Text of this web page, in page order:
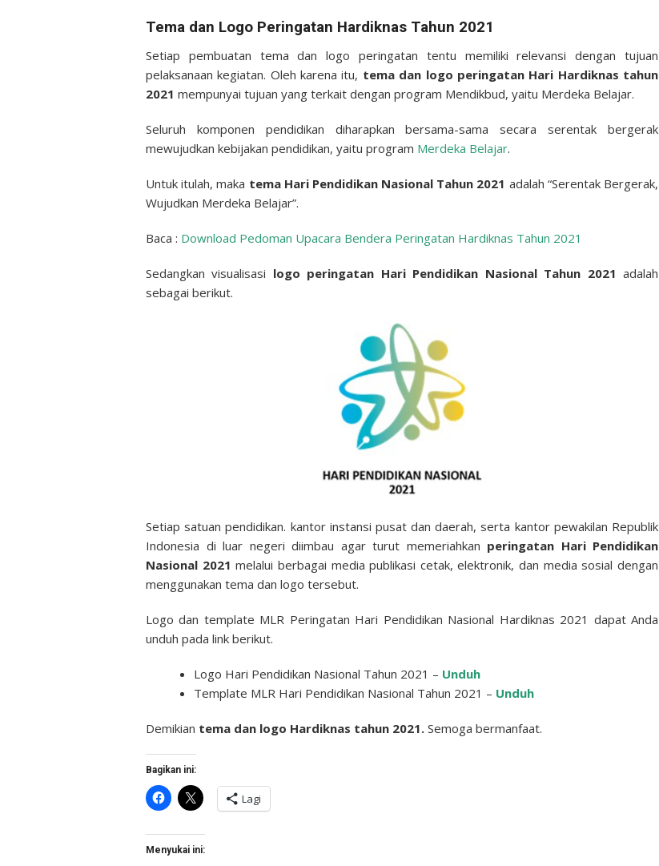
Tema dan Logo Peringatan Hardiknas Tahun 2021
Setiap pembuatan tema dan logo peringatan tentu memiliki relevansi dengan tujuan
pelaksanaan kegiatan. Oleh karena itu, tema dan logo peringatan Hari Hardiknas tahun
2021 mempunyai tujuan yang terkait dengan program Mendikbud, yaitu Merdeka Belajar.
Seluruh komponen pendidikan diharapkan bersama-sama secara serentak bergerak
mewujudkan kebijakan pendidikan, yaitu program Merdeka Belajar.
Untuk itulah, maka tema Hari Pendidikan Nasional Tahun 2021 adalah “Serentak Bergerak,
Wujudkan Merdeka Belajar”.
Baca : Download Pedoman Upacara Bendera Peringatan Hardiknas Tahun 2021
Sedangkan visualisasi logo peringatan Hari Pendidikan Nasional Tahun 2021 adalah
sebagai berikut.
Setiap satuan pendidikan. kantor instansi pusat dan daerah, serta kantor pewakilan Republik
Indonesia di luar negeri diimbau agar turut memeriahkan peringatan Hari Pendidikan
Nasional 2021melalui berbagai media publikasi cetak, elektronik, dan media sosial dengan
menggunakan tema dan logo tersebut.
Logo dan template MLR Peringatan Hari Pendidikan Nasional Hardiknas 2021 dapat Anda
unduh pada link berikut.
Logo Hari Pendidikan Nasional Tahun 2021 – Unduh
Template MLR Hari Pendidikan Nasional Tahun 2021 – Unduh
Demikian tema dan logo Hardiknas tahun 2021. Semoga bermanfaat.
Bagikan ini:
Klik
untuk
membagikan
Facebook(Membuka
di
jendela
Klik
untuk
berbagi
X(Membuka
di
jendela
Lagi
Menyukai ini: